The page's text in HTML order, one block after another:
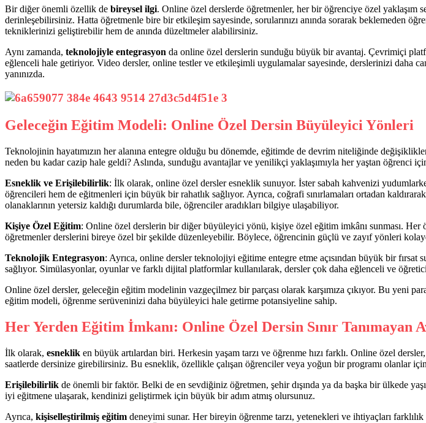
Bir diğer önemli özellik de bireysel ilgi. Online özel derslerde öğretmenler, her bir öğrenciye özel
derinleşebilirsiniz. Hatta öğretmenle bire bir etkileşim sayesinde, sorularınızı anında sorarak beklemeden
tekniklerinizi geliştirebilir hem de anında düzeltmeler alabilirsiniz.
Aynı zamanda, teknolojiyle entegrasyon da online özel derslerin sunduğu büyük bir avantaj. Çevrimiçi
eğlenceli hale getiriyor. Video dersler, online testler ve etkileşimli uygulamalar sayesinde, derslerinizi daha
yanınızda.
Geleceğin Eğitim Modeli: Online Özel Dersin Büyüleyici Yönleri
Teknolojinin hayatımızın her alanına entegre olduğu bu dönemde, eğitimde de devrim niteliğinde
neden bu kadar cazip hale geldi? Aslında, sunduğu avantajlar ve yenilikçi yaklaşımıyla her yaştan öğrenci
Esneklik ve Erişilebilirlik: İlk olarak, online özel dersler esneklik sunuyor. İster sabah kahvenizi
öğrencileri hem de eğitmenleri için büyük bir rahatlık sağlıyor. Ayrıca, coğrafi sınırlamaları ortadan
olanaklarının yetersiz kaldığı durumlarda bile, öğrenciler aradıkları bilgiye ulaşabiliyor.
Kişiye Özel Eğitim: Online özel derslerin bir diğer büyüleyici yönü, kişiye özel eğitim imkânı sunması. Her
öğretmenler derslerini bireye özel bir şekilde düzenleyebilir. Böylece, öğrencinin güçlü ve zayıf yönleri
Teknolojik Entegrasyon: Ayrıca, online dersler teknolojiyi eğitime entegre etme açısından büyük bir
sağlıyor. Simülasyonlar, oyunlar ve farklı dijital platformlar kullanılarak, dersler çok daha eğlenceli ve
Online özel dersler, geleceğin eğitim modelinin vazgeçilmez bir parçası olarak karşımıza çıkıyor. Bu yeni
eğitim modeli, öğrenme serüveninizi daha büyüleyici hale getirme potansiyeline sahip.
Her Yerden Eğitim İmkanı: Online Özel Dersin Sınır Tanımayan
İlk olarak, esneklik en büyük artılardan biri. Herkesin yaşam tarzı ve öğrenme hızı farklı. Online özel
saatlerde dersinize girebilirsiniz. Bu esneklik, özellikle çalışan öğrenciler veya yoğun bir programı olanlar
Erişilebilirlik de önemli bir faktör. Belki de en sevdiğiniz öğretmen, şehir dışında ya da başka bir ülkede
iyi eğitmene ulaşarak, kendinizi geliştirmek için büyük bir adım atmış olursunuz.
Ayrıca, kişiselleştirilmiş eğitim deneyimi sunar. Her bireyin öğrenme tarzı, yetenekleri ve ihtiyaçları